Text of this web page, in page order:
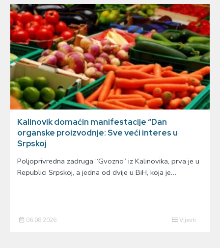
Kalinovik domaćin manifestacije “Dan
organske proizvodnje: Sve veći interes u
Srpskoj
Poljoprivredna zadruga “Gvozno” iz Kalinovika, prva je u
Republici Srpskoj, a jedna od dvije u BiH, koja je…
06.08.2026 Vijesti